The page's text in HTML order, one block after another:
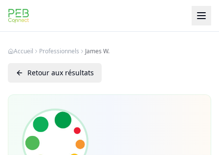
PEB Connect
Accueil Professionnels James W.
Retour aux résultats